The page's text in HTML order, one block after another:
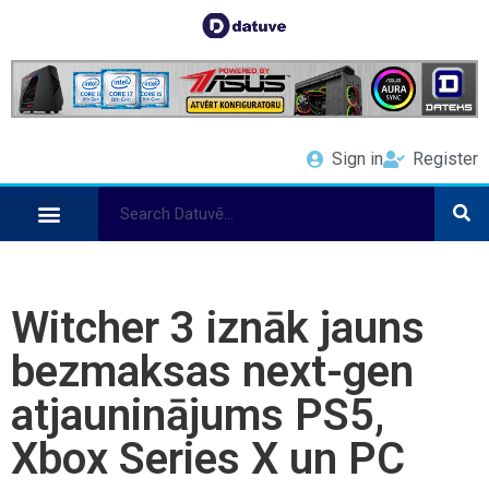
Sign in Register
Witcher 3 iznāk jauns
bezmaksas next-gen
atjauninājums PS5,
Xbox Series X un PC